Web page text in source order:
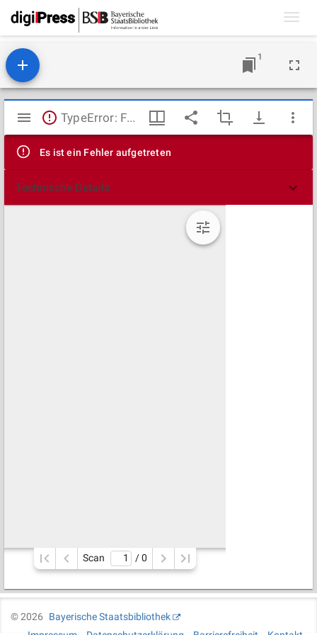
1
Mirador
Viewer
TypeError: Failed to fetch
Es ist ein Fehler aufgetreten
Technische Details
Scan / 0
©2026
Bayerische Staatsbibliothek